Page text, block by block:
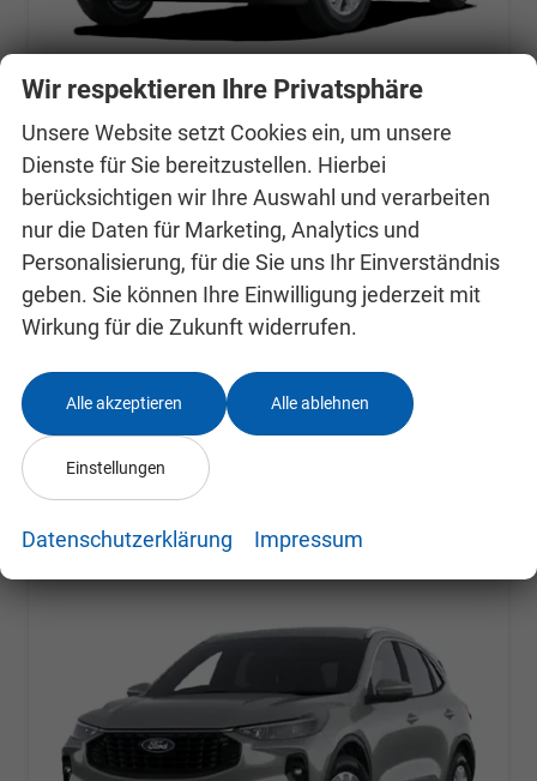
Ford Kuga
Fahrzeugnr. 24990058 GetriebeAutomatik
Kraftstoff Benzin Außenfarbe
Grau, Magnetic Grau Metallic
Leistung 137 kW (186 PS)
Verbrauch kombiniert:
6,80 l/100km
CO -Klasse:E
CO2-Emissionen:
Wir respektieren Ihre Privatsphäre
Unsere Website setzt Cookies ein, um unsere
Dienste für Sie bereitzustellen. Hierbei
berücksichtigen wir Ihre Auswahl und verarbeiten
nur die Daten für Marketing, Analytics und
Personalisierung, für die Sie uns Ihr Einverständnis
geben. Sie können Ihre Einwilligung jederzeit mit
Wirkung für die Zukunft widerrufen.
Alle akzeptieren Alle ablehnen
Einstellungen
Datenschutzerklärung Impressum